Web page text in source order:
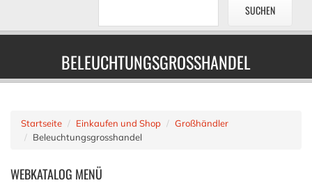
BELEUCHTUNGSGROSSHANDEL
Startseite Einkaufen und Shop
Großhändler
Beleuchtungsgrosshandel
WEBKATALOG MENÜ